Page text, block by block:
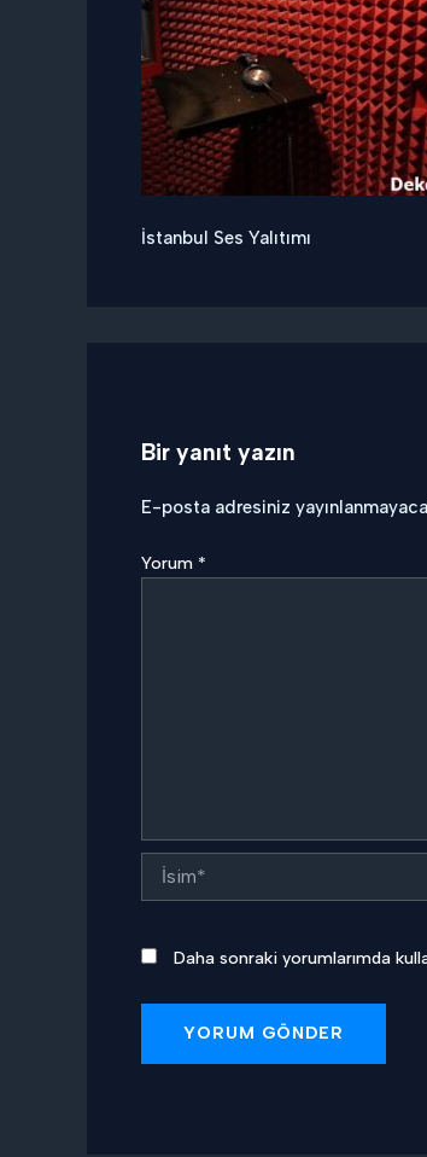
İstanbul Ses Yalıtımı
Bir yanıt yazın
E-posta adresiniz
Yorum *
İsim*
Daha sonraki yorumlarımda